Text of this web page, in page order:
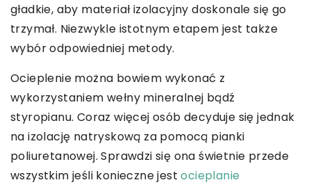
gładkie, aby materiał izolacyjny doskonale się go
trzymał. Niezwykle istotnym etapem jest także
wybór odpowiedniej metody.
Ocieplenie można bowiem wykonać z
wykorzystaniem wełny mineralnej bądź
styropianu. Coraz więcej osób decyduje się jednak
na izolację natryskową za pomocą pianki
poliuretanowej. Sprawdzi się ona świetnie przede
wszystkim jeśli konieczne jestocieplanie